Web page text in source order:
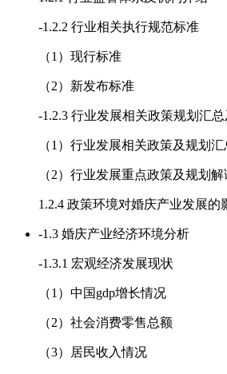
-1.2.2 行业相关执行规范标准
（1）现行标准
（2）新发布标准
-1.2.3 行业发展相关政策规划汇
（1）行业发展相关政策及规划汇
（2）行业发展重点政策及规划解
1.2.4 政策环境对婚庆产业发展的
-1.3 婚庆产业经济环境分析
-1.3.1 宏观经济发展现状
（1）中国gdp增长情况
（2）社会消费零售总额
（3）居民收入情况